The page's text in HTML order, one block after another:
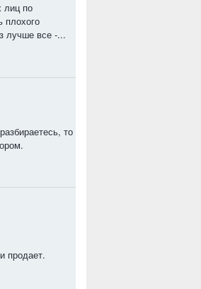
лиц по
плохого
лучше все -...
то
продает.